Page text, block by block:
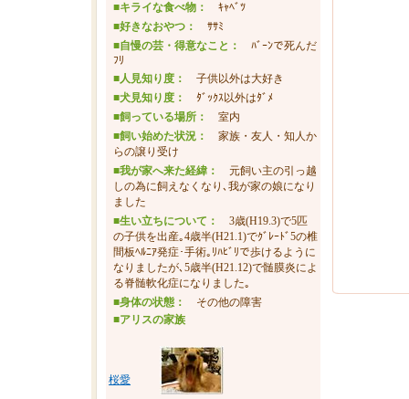
■キライな食べ物： ｷｬﾍﾞﾂ
■好きなおやつ： ｻｻﾐ
■自慢の芸・得意なこと： ﾊﾞｰﾝで死んだ
ﾌﾘ
■人見知り度： 子供以外は大好き
■犬見知り度： ﾀﾞｯｸｽ以外はﾀﾞﾒ
■飼っている場所： 室内
■飼い始めた状況： 家族・友人・知人か
らの譲り受け
■我が家へ来た経緯： 元飼い主の引っ越
しの為に飼えなくなり､我が家の娘になり
ました
■生い立ちについて： 3歳(H19.3)で5匹
の子供を出産｡4歳半(H21.1)でｸﾞﾚｰﾄﾞ5の椎
間板ﾍﾙﾆｱ発症･手術｡ﾘﾊﾋﾞﾘで歩けるように
なりましたが､5歳半(H21.12)で髄膜炎によ
る脊髄軟化症になりました｡
■身体の状態： その他の障害
■アリスの家族
桜愛